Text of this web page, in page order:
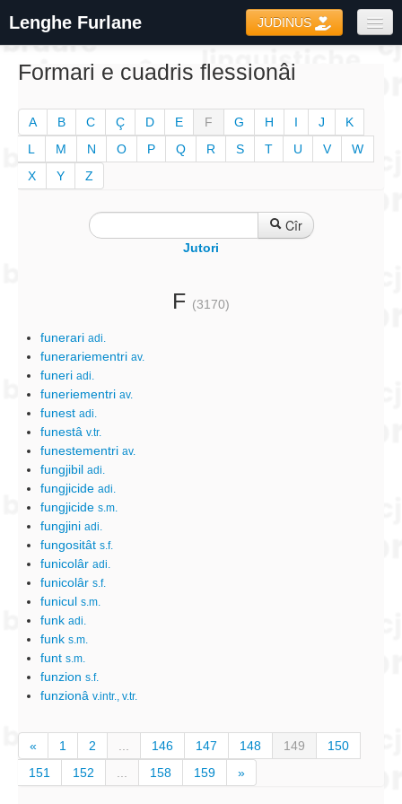
Lenghe Furlane JUDINUS
Coretôr Ortografic
Informazions
Formari e cuadris flessionâi
A B C Ç D E F G H I J
K
L
M N O P Q R S T U V
W
X
Y Z
Cîr
Jutori
F (3170)
funerari adi.
funerariementri av.
funeri adi.
funeriementri av.
funest adi.
funestâ v.tr.
funestementri av.
fungjibil adi.
fungjicide adi.
fungjicide s.m.
fungjini adi.
fungositât s.f.
funicolâr adi.
funicolâr s.f.
funicul s.m.
funk adi.
funk s.m.
funt s.m.
funzion s.f.
funzionâ v.intr., v.tr.
« 1 2 146 147 148 149
150
151
152 158 159 »